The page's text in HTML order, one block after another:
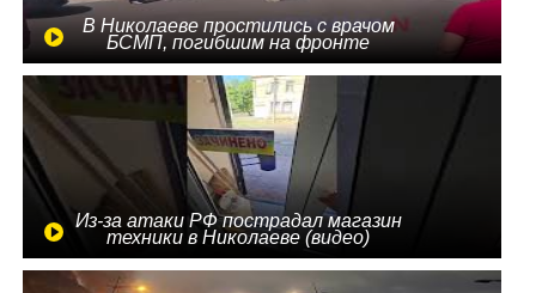
В Николаеве простились с врачом
БСМП, погибшим на фронте
Из-за атаки РФ пострадал магазин
техники в Николаеве (видео)